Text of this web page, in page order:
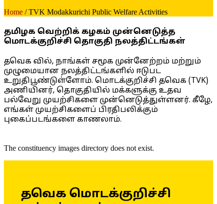
Home / TVK Modakkurichi Public Welfare Activities
தமிழக வெற்றிக் கழகம் முன்னெடுத்த
மொடக்குறிச்சி தொகுதி நலத்திட்டங்கள்
தவெக வில், நாங்கள் சமூக முன்னேற்றம் மற்றும்
முழுமையான நலத்திட்டங்களில் ஈடுபட
உறுதிபூண்டுள்ளோம். மொடக்குறிச்சி தவெக (TVK)
அணியினர், தொகுதியில் மக்களுக்கு உதவ
பல்வேறு முயற்சிகளை முன்னெடுத்துள்ளனர். கீழே,
எங்கள் முயற்சிகளைப் பிரதிபலிக்கும்
புகைப்படங்களை காணலாம்.
The constituency images directory does not exist.
தவெக மொடக்குறிச்சி